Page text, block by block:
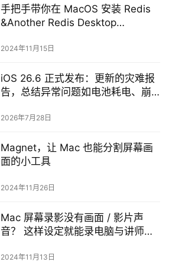
手把手带你在 MacOS 安装 Redis
&Another Redis Desktop
2024年11月15日
iOS 26.6 正式发布：更新的灾难报
告，总结异常问题如电池耗电、崩
2026年7月28日
Magnet，让 Mac 也能分割屏幕画
面的小工具
2024年11月26日
Mac 屏幕录影没有画面 / 影片声
音？ 这样设定就能录电脑与讲师声
2024年11月13日